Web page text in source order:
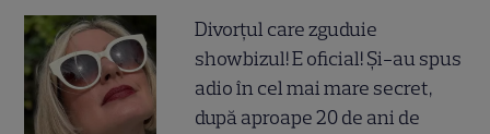
Divorțul care zguduie
showbizul! E oficial! Și-au spus
adio în cel mai mare secret,
după aproape 20 de ani de